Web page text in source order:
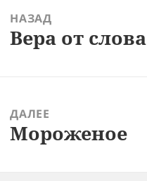
НАЗАД
Предыдущая
Вера от слова
ДАЛЕЕ
Следующая
Мороженое